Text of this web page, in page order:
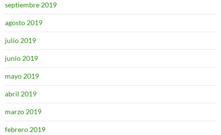
septiembre 2019
agosto 2019
julio 2019
junio 2019
mayo 2019
abril 2019
marzo 2019
febrero 2019